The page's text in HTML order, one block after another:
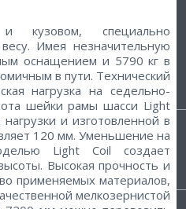
специально
Имея незначительную
оснащением и 5790 кг в
в пути. Технический
нагрузка на седельно-
шейки рамы шасси Light
и изготовленной в
120 мм. Уменьшение на
Light Coil создает
Высокая прочность и
применяемых материалов,
мелкозернистой